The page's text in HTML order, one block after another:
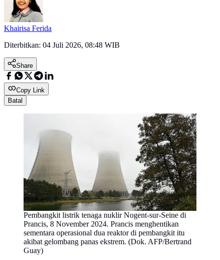
Khairisa Ferida
Diterbitkan: 04 Juli 2026, 08:48 WIB
Share
Copy Link
Batal
Pembangkit listrik tenaga nuklir Nogent-sur-Seine di
Prancis, 8 November 2024. Prancis menghentikan
sementara operasional dua reaktor di pembangkit itu
akibat gelombang panas ekstrem. (Dok. AFP/Bertrand
Guay)